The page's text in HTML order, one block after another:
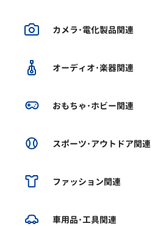
カメラ･電化製品関連
オーディオ･楽器関連
おもちゃ･ホビー関連
スポーツ･アウトドア関連
ファッション関連
車用品･工具関連